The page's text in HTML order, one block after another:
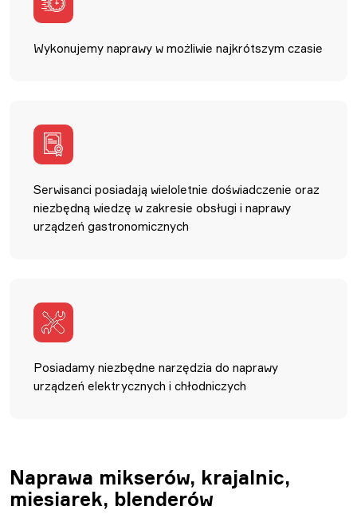
Wykonujemy naprawy w możliwie najkrótszym czasie
Serwisanci posiadają wieloletnie doświadczenie oraz
niezbędną wiedzę w zakresie obsługi i naprawy
urządzeń gastronomicznych
Posiadamy niezbędne narzędzia do naprawy
urządzeń elektrycznych i chłodniczych
Naprawa mikserów, krajalnic,
miesiarek, blenderów